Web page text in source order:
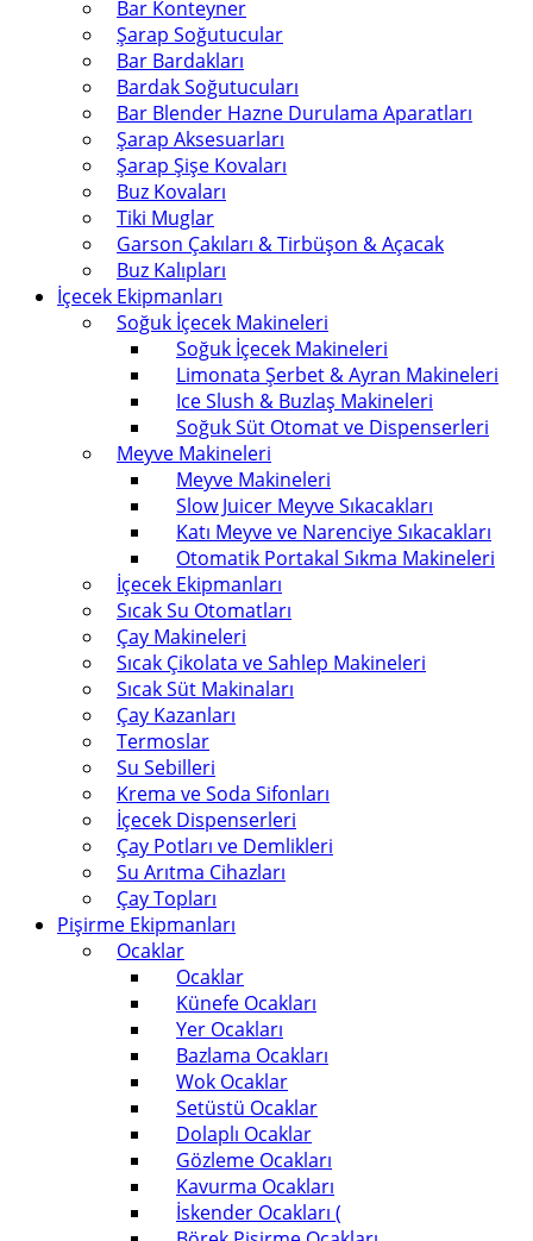
Bar Konteyner
Şarap Soğutucular
Bar Bardakları
Bardak Soğutucuları
Bar Blender Hazne Durulama Aparatları
Şarap Aksesuarları
Şarap Şişe Kovaları
Buz Kovaları
Tiki Muglar
Garson Çakıları & Tirbüşon & Açacak
Buz Kalıpları
İçecek Ekipmanları
Soğuk İçecek Makineleri
Soğuk İçecek Makineleri
Limonata Şerbet & Ayran Makineleri
Ice Slush & Buzlaş Makineleri
Soğuk Süt Otomat ve Dispenserleri
Meyve Makineleri
Meyve Makineleri
Slow Juicer Meyve Sıkacakları
Katı Meyve ve Narenciye Sıkacakları
Otomatik Portakal Sıkma Makineleri
İçecek Ekipmanları
Sıcak Su Otomatları
Çay Makineleri
Sıcak Çikolata ve Sahlep Makineleri
Sıcak Süt Makinaları
Çay Kazanları
Termoslar
Su Sebilleri
Krema ve Soda Sifonları
İçecek Dispenserleri
Çay Potları ve Demlikleri
Su Arıtma Cihazları
Çay Topları
Pişirme Ekipmanları
Ocaklar
Ocaklar
Künefe Ocakları
Yer Ocakları
Bazlama Ocakları
Wok Ocaklar
Setüstü Ocaklar
Dolaplı Ocaklar
Gözleme Ocakları
Kavurma Ocakları
İskender Ocakları (